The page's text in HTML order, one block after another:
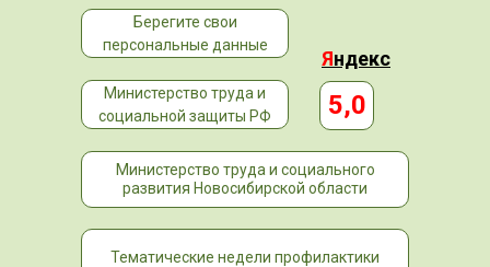
Берегите свои
персональные данные
Министерство труда и социального
развития Новосибирской области
Министерство труда и
социальной защиты РФ
5,0
Яндекс
Тематические недели профилактики